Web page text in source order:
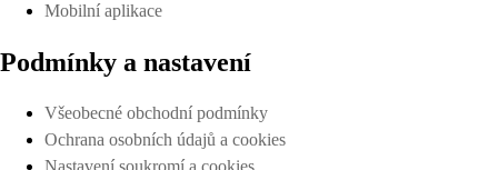
Mobilní aplikace
Podmínky a nastavení
Všeobecné obchodní podmínky
Ochrana osobních údajů a cookies
Nastavení soukromí a cookies